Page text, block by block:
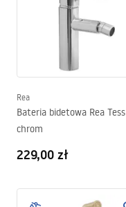
Rea
Bateria bidetowa Rea Tess
chrom
229,00 zł